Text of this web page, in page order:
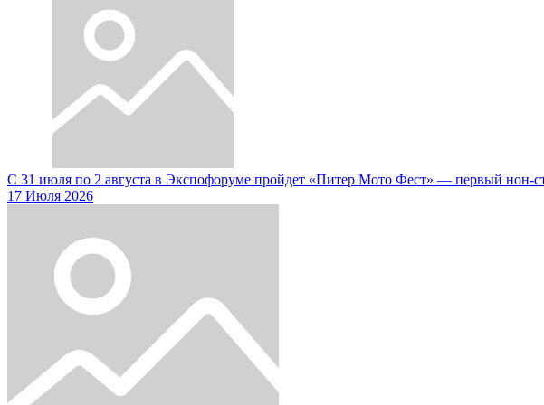
С 31 июля по 2 августа в Экспофоруме пройдет «Питер Мото Фест» — первый нон-
17 Июля 2026